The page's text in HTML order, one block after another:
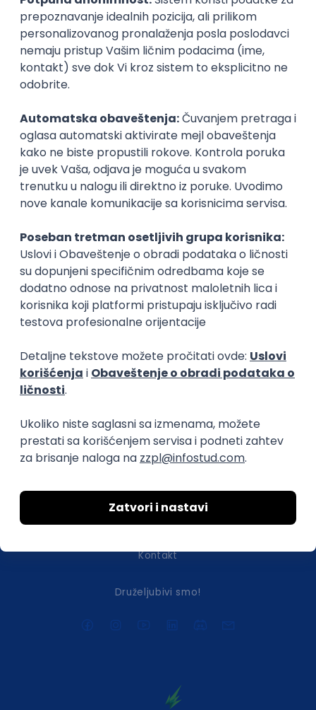
SENIORITET
NAČIN RADA
Najnoviji poslovi svakog dana u tvom
inboxu
Istaknuti poslodavci
Okupljamo IT zajednicu, podižemo
transparentnost domaćeg IT tržišta rada i
efikasno spajamo kandidate i poslodavce.
Uslovi korišćenja
Politika privatnosti
Uklonjeni profili poslodavaca
Kontakt
Druželjubivi smo!